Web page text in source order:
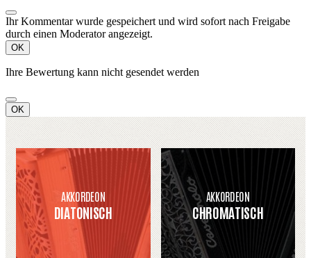
Ihr Kommentar wurde gespeichert und wird sofort nach Freigabe
durch einen Moderator angezeigt.
OK
Ihre Bewertung kann nicht gesendet werden
OK
AKKORDEON
DIATONISCH
AKKORDEON
CHROMATISCH